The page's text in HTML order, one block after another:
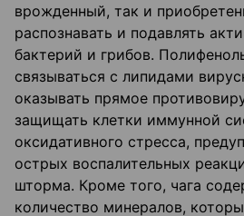
врожденный, так и
распознавать и подавлять
бактерий и грибов.
связываться с липидами
оказывать прямое
защищать клетки иммунной
оксидативного стресса,
острых воспалительных
шторма. Кроме того, чага
количество минералов,